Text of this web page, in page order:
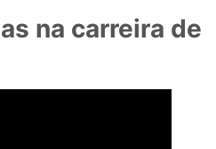
na carreira de